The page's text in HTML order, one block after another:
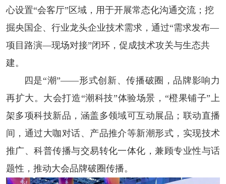
心设置“会客厅”区域，用于开展常态化沟通交流；挖
掘央国企、行业龙头企业技术需求，通过“需求发布—
项目路演—现场对接”闭环，促成技术攻关与生态共
建。
四是“潮”——形式创新、传播破圈，品牌影响力
再扩大。大会打造“潮科技”体验场景，“橙果铺子”上
架多项科技新品，涵盖多领域可互动展品；联动直播
间，通过大咖对话、产品推介等新潮形式，实现技术
推广、科普传播与交易转化一体化，兼顾专业性与话
题性，推动大会品牌破圈传播。